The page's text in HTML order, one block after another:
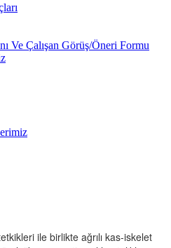
Ve Çalışan Görüş/Öneri Formu
ile birlikte ağrılı kas-iskelet